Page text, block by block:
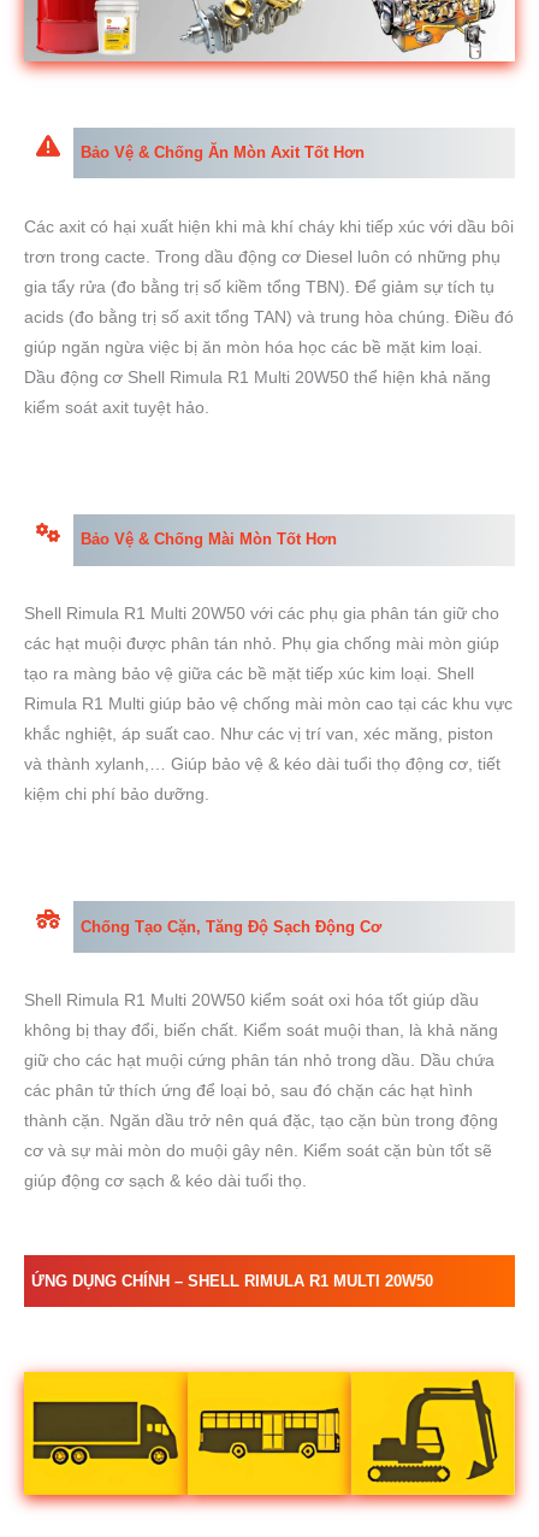
Bảo Vệ & Chống Ăn Mòn Axit Tốt Hơn
Các axit có hại xuất hiện khi mà khí cháy khi tiếp xúc với dầu bôi
trơn trong cacte. Trong dầu động cơ Diesel luôn có những phụ
gia tẩy rửa (đo bằng trị số kiềm tổng TBN). Để giảm sự tích tụ
acids (đo bằng trị số axit tổng TAN) và trung hòa chúng. Điều đó
giúp ngăn ngừa việc bị ăn mòn hóa học các bề mặt kim loại.
Dầu động cơ Shell Rimula R1 Multi 20W50 thể hiện khả năng
kiểm soát axit tuyệt hảo.
Bảo Vệ & Chống Mài Mòn Tốt Hơn
Shell Rimula R1 Multi 20W50 với các phụ gia phân tán giữ cho
các hạt muội được phân tán nhỏ. Phụ gia chống mài mòn giúp
tạo ra màng bảo vệ giữa các bề mặt tiếp xúc kim loại. Shell
Rimula R1 Multi giúp bảo vệ chống mài mòn cao tại các khu vực
khắc nghiệt, áp suất cao. Như các vị trí van, xéc măng, piston
và thành xylanh,… Giúp bảo vệ & kéo dài tuổi thọ động cơ, tiết
kiệm chi phí bảo dưỡng.
Chống Tạo Cặn, Tăng Độ Sạch Động Cơ
Shell Rimula R1 Multi 20W50 kiểm soát oxi hóa tốt giúp dầu
không bị thay đổi, biến chất. Kiểm soát muội than, là khả năng
giữ cho các hạt muội cứng phân tán nhỏ trong dầu. Dầu chứa
các phân tử thích ứng để loại bỏ, sau đó chặn các hạt hình
thành cặn. Ngăn dầu trở nên quá đặc, tạo cặn bùn trong động
cơ và sự mài mòn do muội gây nên. Kiểm soát cặn bùn tốt sẽ
giúp động cơ sạch & kéo dài tuổi thọ.
ỨNG DỤNG CHÍNH – SHELL RIMULAR1 MULTI 20W50